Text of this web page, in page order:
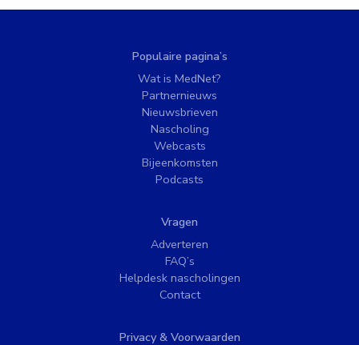
Populaire pagina’s
Wat is MedNet?
Partnernieuws
Nieuwsbrieven
Nascholing
Webcasts
Bijeenkomsten
Podcasts
Vragen
Adverteren
FAQ’s
Helpdesk nascholingen
Contact
Privacy & Voorwaarden